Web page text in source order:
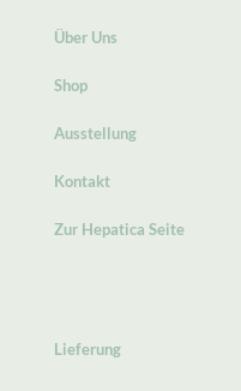
Über Uns
Shop
Ausstellung
Kontakt
Zur Hepatica Seite
Lieferung